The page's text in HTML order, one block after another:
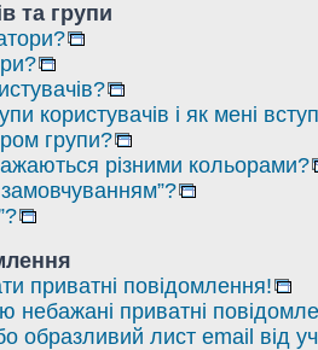
та групи
користувачів і як мені
групи?
різними кольорами?
приватні повідомлення!
небажані приватні
образливий лист email від